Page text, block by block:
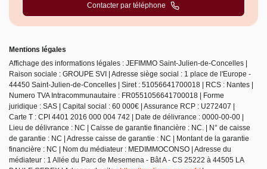
Contacter par téléphone
Mentions légales
Affichage des informations légales : JEFIMMO Saint-Julien-de-Concelles |
Raison sociale : GROUPE SVI | Adresse siège social : 1 place de l'Europe -
44450 Saint-Julien-de-Concelles | Siret : 51056641700018 | RCS : Nantes |
Numero TVA Intracommunautaire : FR0551056641700018 | Forme
juridique : SAS | Capital social : 60 000€ | Assurance RCP : U272407 |
Carte T : CPI 4401 2016 000 004 742 | Date de délivrance : 0000-00-00 |
Lieu de délivrance : NC | Caisse de garantie financière : NC. | N° de caisse
de garantie : NC | Adresse caisse de garantie : NC | Montant de la garantie
financière : NC | Nom du médiateur : MEDIMMOCONSO | Adresse du
médiateur : 1 Allée du Parc de Mesemena - Bât A - CS 25222 à 44505 LA